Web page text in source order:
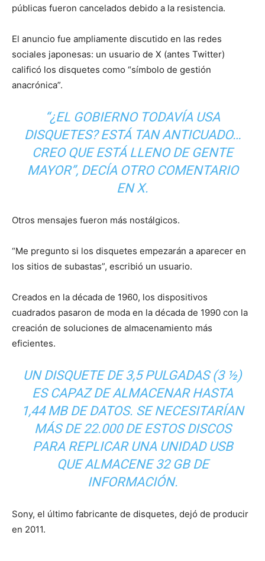
públicas fueron cancelados debido a la resistencia.
El anuncio fue ampliamente discutido en las redes
sociales japonesas: un usuario de X (antes Twitter)
calificó los disquetes como “símbolo de gestión
anacrónica”.
“¿EL GOBIERNO TODAVÍA USA
DISQUETES? ESTÁ TAN ANTICUADO…
CREO QUE ESTÁ LLENO DE GENTE
MAYOR”, DECÍA OTRO COMENTARIO
EN X.
Otros mensajes fueron más nostálgicos.
“Me pregunto si los disquetes empezarán a aparecer en
los sitios de subastas”, escribió un usuario.
Creados en la década de 1960, los dispositivos
cuadrados pasaron de moda en la década de 1990 con la
creación de soluciones de almacenamiento más
eficientes.
UN DISQUETE DE 3,5 PULGADAS (3 ½)
ES CAPAZ DE ALMACENAR HASTA
1,44 MB DE DATOS. SE NECESITARÍAN
MÁS DE 22.000 DE ESTOS DISCOS
PARA REPLICAR UNA UNIDAD USB
QUE ALMACENE 32 GB DE
INFORMACIÓN.
Sony, el último fabricante de disquetes, dejó de producir
en 2011.